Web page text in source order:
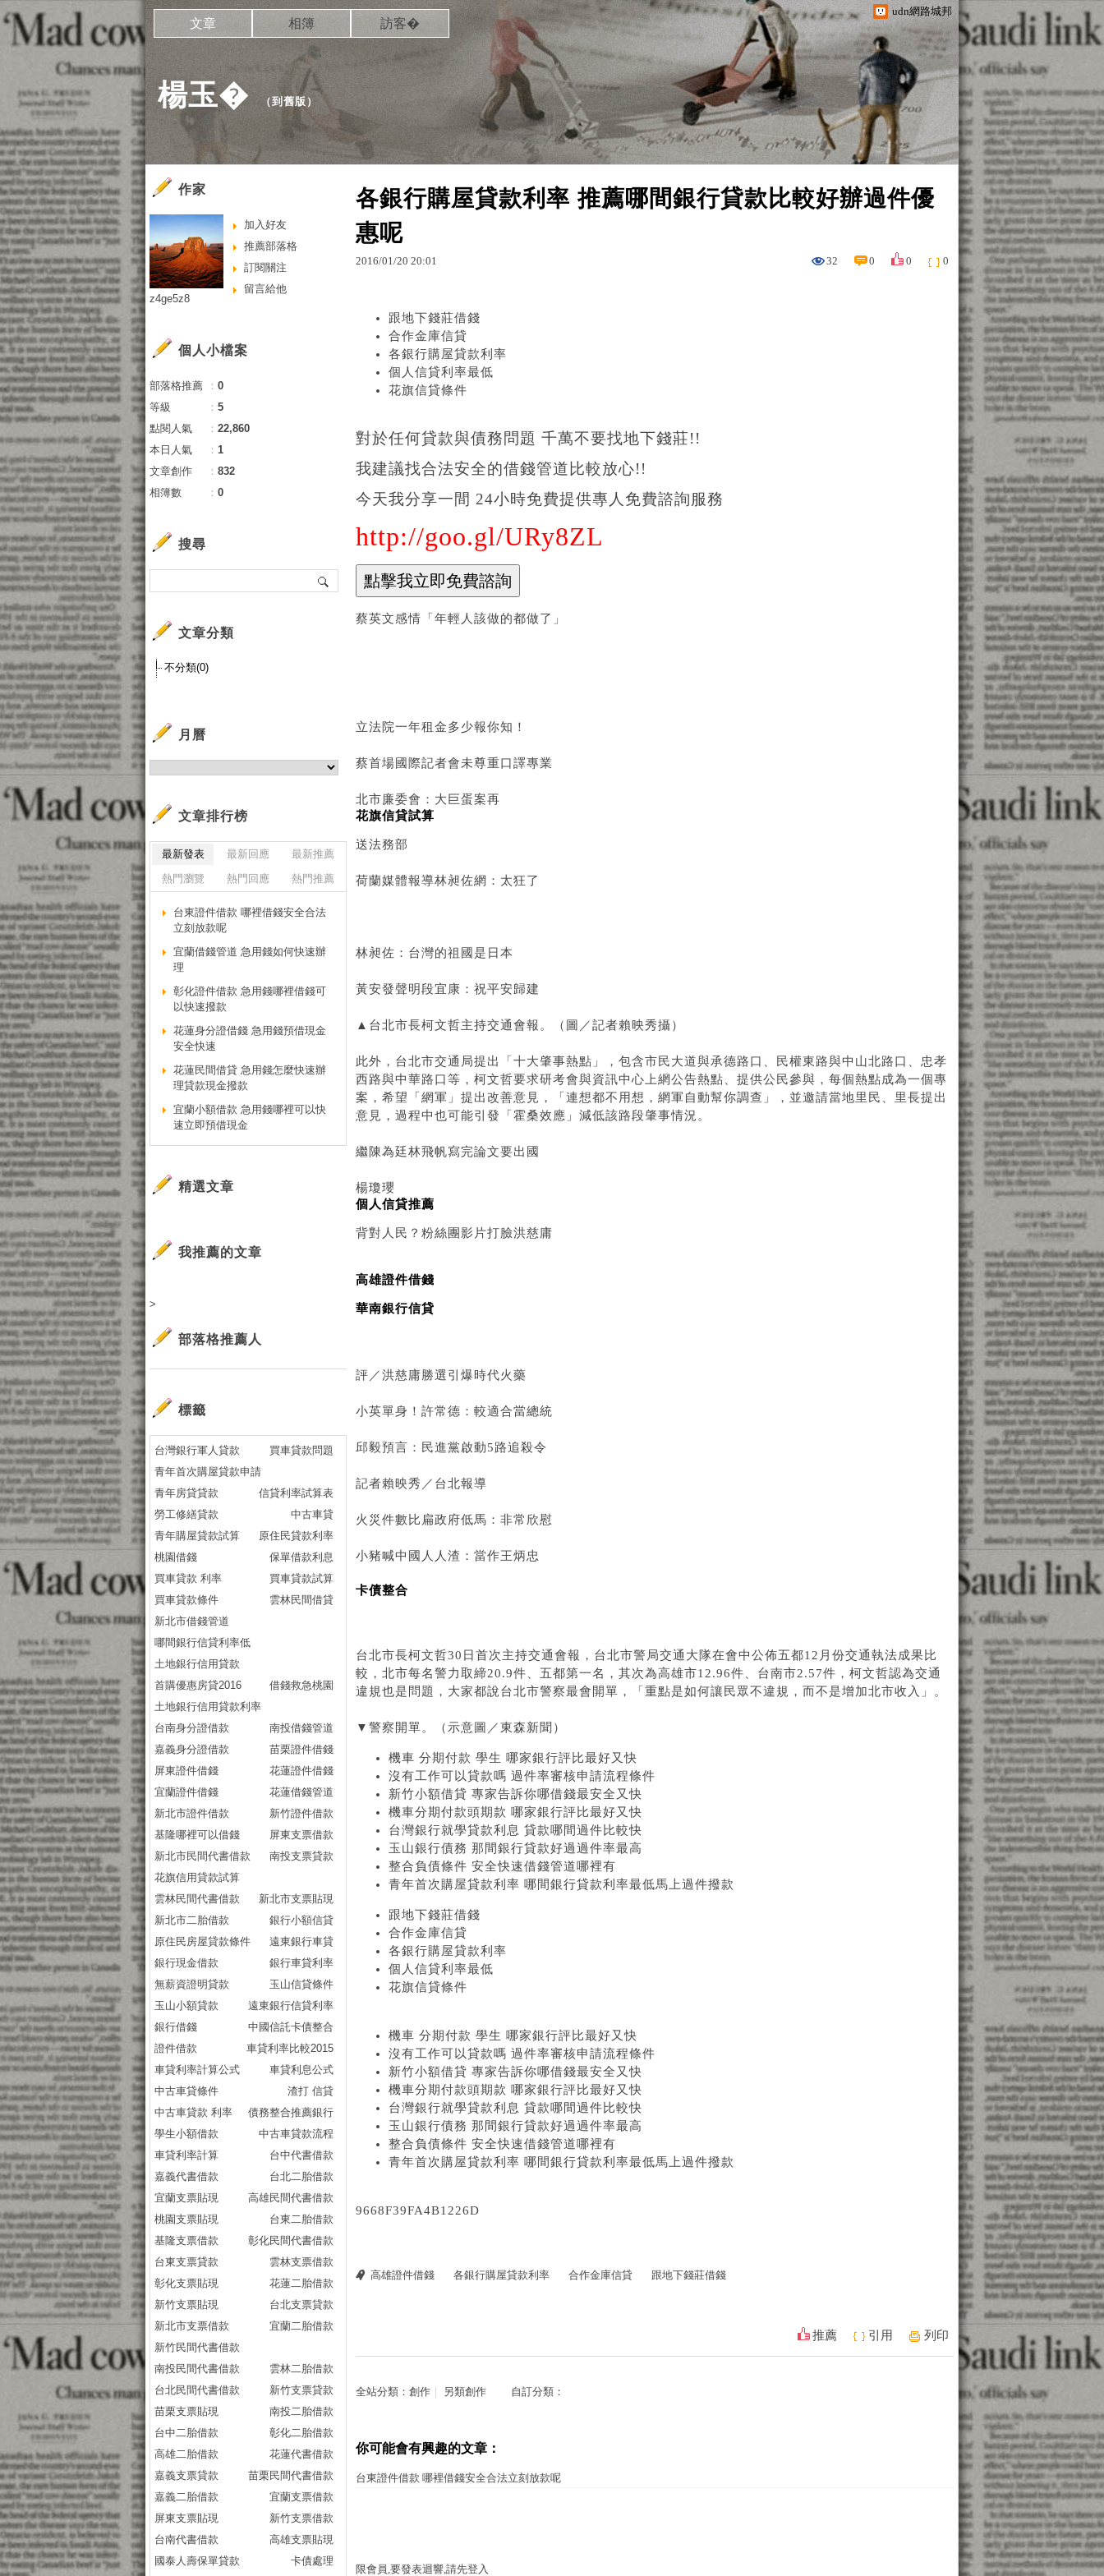
udn網路城邦
楊玉� （到舊版 ）
文章 相簿 訪客�
各銀行購屋貸款利率 推薦哪間銀行貸款比較好辦過件優
惠呢
2016/01/20 20:01 32 0 0 0
跟地下錢莊借錢
合作金庫信貸
各銀行購屋貸款利率
個人信貸利率最低
花旗信貸條件
對於任何貸款與債務問題 千萬不要找地下錢莊!!
我建議找合法安全的借錢管道比較放心!!
今天我分享一間 24小時免費提供專人免費諮詢服務
http://goo.gl/URy8ZL
蔡英文感情「年輕人該做的都做了」
立法院一年租金多少報你知！
蔡首場國際記者會未尊重口譯專業
北市廉委會：大巨蛋案再
花旗信貸試算
送法務部
荷蘭媒體報導林昶佐網：太狂了
林昶佐：台灣的祖國是日本
黃安發聲明段宜康：祝平安歸建
▲台北市長柯文哲主持交通會報。（圖／記者賴映秀攝）
此外，台北市交通局提出「十大肇事熱點」，包含市民大道與承德路口、民權東路與中山北路口、忠孝
西路與中華路口等，柯文哲要求研考會與資訊中心上網公告熱點、提供公民參與，每個熱點成為一個專
案，希望「網軍」提出改善意見，「連想都不用想，網軍自動幫你調查」，並邀請當地里民、里長提出
意見，過程中也可能引發「霍桑效應」減低該路段肇事情況。
繼陳為廷林飛帆寫完論文要出國
楊瓊瓔
個人信貸推薦
背對人民？粉絲團影片打臉洪慈庸
高雄證件借錢
華南銀行信貸
評／洪慈庸勝選引爆時代火藥
小英單身！許常德：較適合當總統
邱毅預言：民進黨啟動5路追殺令
記者賴映秀／台北報導
火災件數比扁政府低馬：非常欣慰
小豬喊中國人人渣：當作王炳忠
卡債整合
台北市長柯文哲30日首次主持交通會報，台北市警局交通大隊在會中公佈五都12月份交通執法成果比
較，北市每名警力取締20.9件、五都第一名，其次為高雄市12.96件、台南市2.57件，柯文哲認為交通
違規也是問題，大家都說台北市警察最會開單，「重點是如何讓民眾不違規，而不是增加北市收入」。
▼警察開單。（示意圖／東森新聞）
機車 分期付款 學生 哪家銀行評比最好又快
沒有工作可以貸款嗎 過件率審核申請流程條件
新竹小額借貸 專家告訴你哪借錢最安全又快
機車分期付款頭期款 哪家銀行評比最好又快
台灣銀行就學貸款利息 貸款哪間過件比較快
玉山銀行債務 那間銀行貸款好過過件率最高
整合負債條件 安全快速借錢管道哪裡有
青年首次購屋貸款利率 哪間銀行貸款利率最低馬上過件撥款
跟地下錢莊借錢
合作金庫信貸
各銀行購屋貸款利率
個人信貸利率最低
花旗信貸條件
機車 分期付款 學生 哪家銀行評比最好又快
沒有工作可以貸款嗎 過件率審核申請流程條件
新竹小額借貸 專家告訴你哪借錢最安全又快
機車分期付款頭期款 哪家銀行評比最好又快
台灣銀行就學貸款利息 貸款哪間過件比較快
玉山銀行債務 那間銀行貸款好過過件率最高
整合負債條件 安全快速借錢管道哪裡有
青年首次購屋貸款利率 哪間銀行貸款利率最低馬上過件撥款
9668F39FA4B1226D
高雄證件借錢 各銀行購屋貸款利率 合作金庫信貸 跟地下錢莊借錢
推薦 引用 列印
全站分類： 創作 另類創作 自訂分類：
你可能會有興趣的文章：
台東證件借款 哪裡借錢安全合法立刻放款呢
限會員,要發表迴響,請先登入
作家
加入好友
推薦部落格
訂閱關注
留言給他
z4ge5z8
個人小檔案
部落格推薦 ： 0
等級
： 5
點閱人氣
： 22,860
本日人氣
： 1
文章創作
： 832
相簿數
： 0
搜尋
文章分類
不分類(0)
月曆
文章排行榜
最新發表 最新回應
最新推薦
熱門瀏覽
熱門回應 熱門推薦
台東證件借款 哪裡借錢安全合法
立刻放款呢
宜蘭借錢管道 急用錢如何快速辦
理
彰化證件借款 急用錢哪裡借錢可
以快速撥款
花蓮身分證借錢 急用錢預借現金
安全快速
花蓮民間借貸 急用錢怎麼快速辦
理貸款現金撥款
宜蘭小額借款 急用錢哪裡可以快
速立即預借現金
精選文章
我推薦的文章
>
部落格推薦人
標籤
台灣銀行軍人貸款
買車貸款問題
青年首次購屋貸款申請
青年房貸貸款
信貸利率試算表
勞工修繕貸款
中古車貸
青年購屋貸款試算
原住民貸款利率
桃園借錢
保單借款利息
買車貸款 利率
買車貸款試算
買車貸款條件
雲林民間借貸
新北市借錢管道
哪間銀行信貸利率低
土地銀行信用貸款
首購優惠房貸2016
借錢救急桃園
土地銀行信用貸款利率
台南身分證借款
南投借錢管道
嘉義身分證借款
苗栗證件借錢
屏東證件借錢
花蓮證件借錢
宜蘭證件借錢
花蓮借錢管道
新北市證件借款
新竹證件借款
基隆哪裡可以借錢
屏東支票借款
新北市民間代書借款
南投支票貸款
花旗信用貸款試算
雲林民間代書借款
新北市支票貼現
新北市二胎借款
銀行小額信貸
原住民房屋貸款條件
遠東銀行車貸
銀行現金借款
銀行車貸利率
無薪資證明貸款
玉山信貸條件
玉山小額貸款
遠東銀行信貸利率
銀行借錢
中國信託卡債整合
證件借款
車貸利率比較2015
車貸利率計算公式
車貸利息公式
中古車貸條件
渣打 信貸
中古車貸款 利率
債務整合推薦銀行
學生小額借款
中古車貸款流程
車貸利率計算
台中代書借款
嘉義代書借款
台北二胎借款
宜蘭支票貼現
高雄民間代書借款
桃園支票貼現
台東二胎借款
基隆支票借款
彰化民間代書借款
台東支票貸款
雲林支票借款
彰化支票貼現
花蓮二胎借款
新竹支票貼現
台北支票貸款
新北市支票借款
宜蘭二胎借款
新竹民間代書借款
南投民間代書借款
雲林二胎借款
台北民間代書借款
新竹支票貸款
苗栗支票貼現
南投二胎借款
台中二胎借款
彰化二胎借款
高雄二胎借款
花蓮代書借款
嘉義支票貸款
苗栗民間代書借款
嘉義二胎借款
宜蘭支票借款
屏東支票貼現
新竹支票借款
台南代書借款
高雄支票貼現
國泰人壽保單貸款
卡債處理